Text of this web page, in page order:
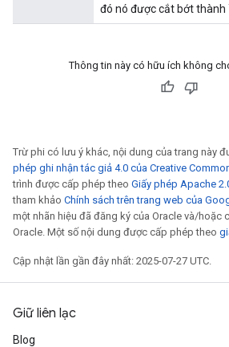
đó nó được cắt bớt
Thông tin này có hữu ích không
Trừ phi có lưu ý khác, nội dung của trang này
phép ghi nhận tác giả 4.0 của Creative
trình được cấp phép theo Giấy phép Apache
tham khảo Chính sách trên trang web của
một nhãn hiệu đã đăng ký của Oracle và/hoặc
Oracle. Một số nội dung được cấp phép theo
Cập nhật lần gần đây nhất: 2025-07-27 UTC.
Giữ liên lạc
Blog